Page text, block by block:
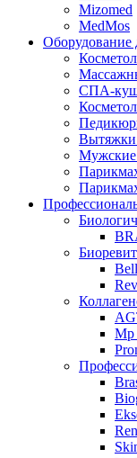
Mizomed
MedMos
Оборудование
СПА-
Вытяжки
Мужские
Mp